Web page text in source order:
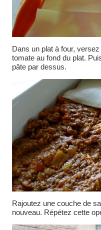
Dans un plat à four,
tomate au fond du plat.
pâte par dessus.
Rajoutez une couche de
nouveau. Répétez cette